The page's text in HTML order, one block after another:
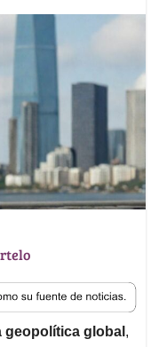
geopolítica global ,